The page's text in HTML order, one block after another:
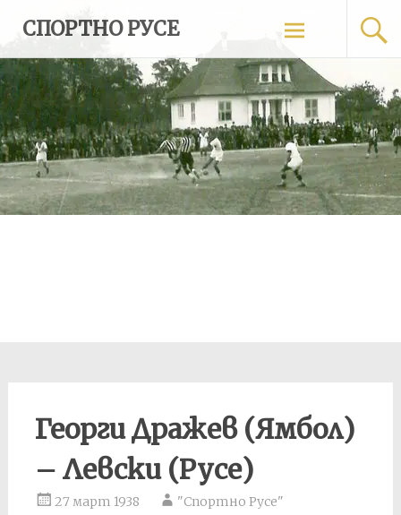
content
СПОРТНО РУСЕ
Георги Дражев (Ямбол)
– Левски (Русе)
27 март 1938 "Спортно Русе"